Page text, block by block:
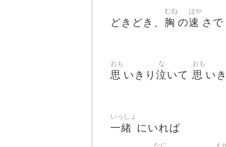
どきどき、 胸
むね
の速
はや
さで
思
おも
いきり 泣
な
いて 思
おも
い
一緒
いっしょ
にいれば
なに え